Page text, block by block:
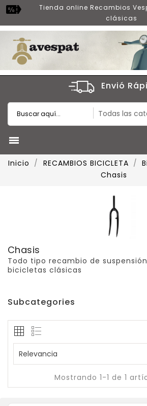
Tienda online Recambios
clásicas
Envió

Inicio RECAMBIOS BICICLETA
Chasis
Chasis
Todo tipo recambio de
bicicletas clásicas
Subcategories
Relevancia
Mostrando 1-1 de 1